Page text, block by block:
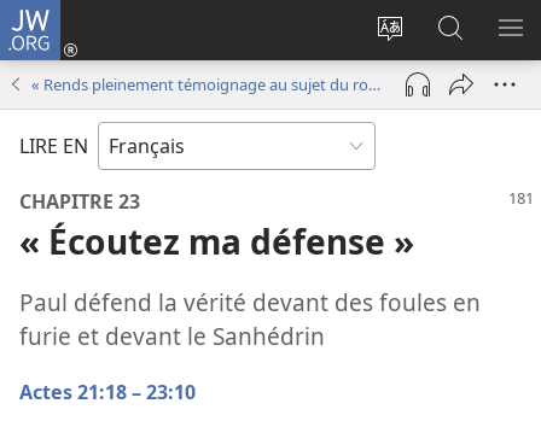
JW.ORG
Changer
langue
Se
connecter
(ouvre
nouvelle
sur
JW.ORG
« Rends pleinement témoignage au sujet du royaume de Dieu »
LIRE EN
CHAPITRE 23
« Écoutez ma défense »
Paul défend la vérité devant des foules en
furie et devant le Sanhédrin
Actes 21:18 – 23:10